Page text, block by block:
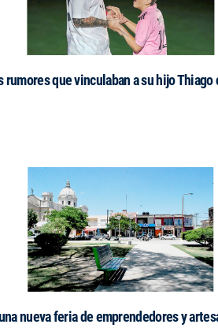
que vinculaban a su hijo Thiago
nueva feria de emprendedores y